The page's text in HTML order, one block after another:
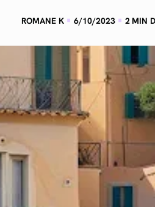
ROMANE K ·6/10/2023 ·2 MIN